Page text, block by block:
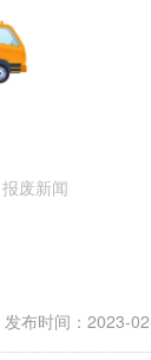
报废新闻
发布时间：2023-